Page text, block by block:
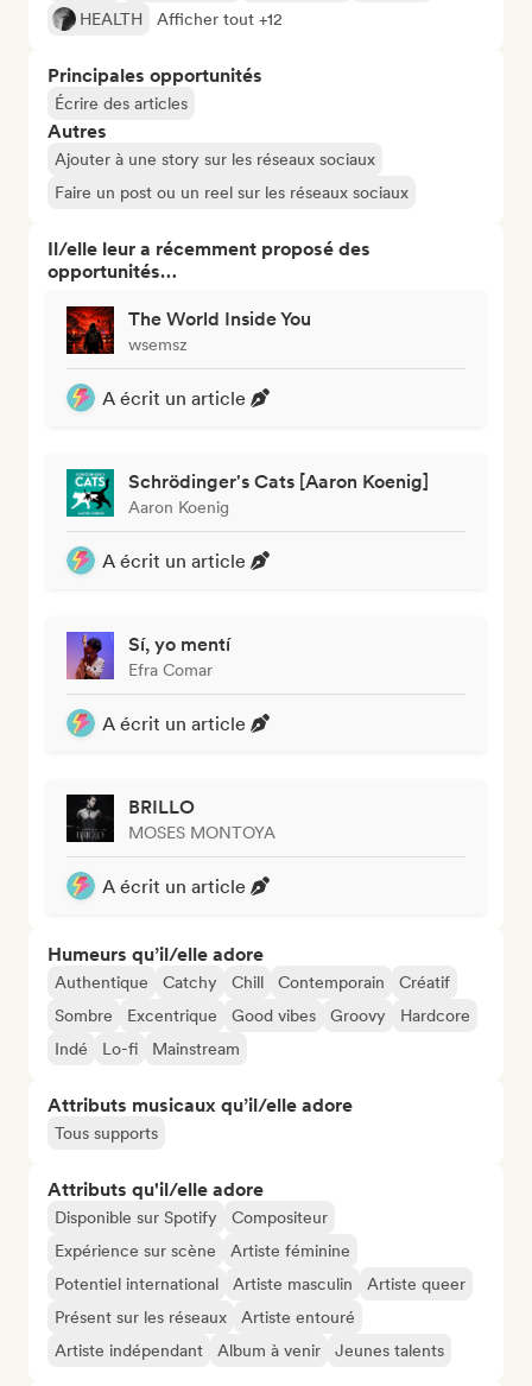
HEALTH
Afficher tout +12
Principales opportunités
Écrire des articles
Autres
Ajouter à une story sur les réseaux sociaux
Faire un post ou un reel sur les réseaux sociaux
Il/elle leur a récemment proposé des
opportunités…
The World Inside You
wsemsz
A écrit un article
Schrödinger's Cats [Aaron Koenig]
Aaron Koenig
A écrit un article
Sí, yo mentí
Efra Comar
A écrit un article
BRILLO
MOSES MONTOYA
A écrit un article
Humeurs qu’il/elle adore
Authentique Catchy Chill Contemporain
Créatif
Sombre
Excentrique Good vibes Groovy
Hardcore
Indé
Lo-fi Mainstream
Attributs musicaux qu’il/elle adore
Tous supports
Attributs qu'il/elle adore
Disponible sur Spotify
Compositeur
Expérience sur scène
Artiste féminine
Potentiel international
Artiste masculin
Artiste queer
Présent sur les réseaux
Artiste entouré
Artiste indépendant
Album à venir Jeunes talents